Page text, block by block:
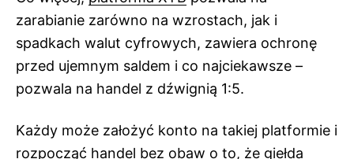
zarabianie zarówno na wzrostach, jak i
spadkach walut cyfrowych, zawiera ochronę
przed ujemnym saldem i co najciekawsze –
pozwala na handel z dźwignią 1:5.
Każdy może założyć konto na takiej platformie i
rozpocząć handel bez obaw o to, że giełda